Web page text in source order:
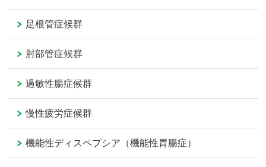
足根管症候群
肘部管症候群
過敏性腸症候群
慢性疲労症候群
機能性ディスペプシア（機能性胃腸症）